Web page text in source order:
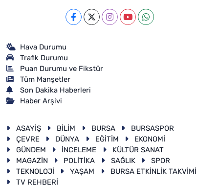
Hava Durumu
Trafik Durumu
Puan Durumu ve Fikstür
Tüm Manşetler
Son Dakika Haberleri
Haber Arşivi
ASAYİŞ BİLİM BURSA
BURSASPOR
ÇEVRE
DÜNYA EĞİTİM
EKONOMİ
GÜNDEM
İNCELEME
KÜLTÜR SANAT
MAGAZİN
POLİTİKA SAĞLIK
SPOR
TEKNOLOJİ
YAŞAM
BURSA ETKİNLİK TAKVİMİ
TV REHBERİ